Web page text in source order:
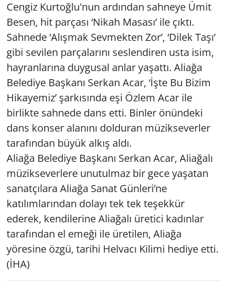
Cengiz Kurtoğlu'nun ardından sahneye Ümit
Besen, hit parçası ‘Nikah Masası’ ile çıktı.
Sahnede ‘Alışmak Sevmekten Zor’, ‘Dilek Taşı’
gibi sevilen parçalarını seslendiren usta isim,
hayranlarına duygusal anlar yaşattı. Aliağa
Belediye Başkanı Serkan Acar, ‘İşte Bu Bizim
Hikayemiz’ şarkısında eşi Özlem Acar ile
birlikte sahnede dans etti. Binler önündeki
dans konser alanını dolduran müzikseverler
tarafından büyük alkış aldı.
Aliağa Belediye Başkanı Serkan Acar, Aliağalı
müzikseverlere unutulmaz bir gece yaşatan
sanatçılara Aliağa Sanat Günleri’ne
katılımlarından dolayı tek tek teşekkür
ederek, kendilerine Aliağalı üretici kadınlar
tarafından el emeği ile üretilen, Aliağa
yöresine özgü, tarihi Helvacı Kilimi hediye etti.
(İHA)